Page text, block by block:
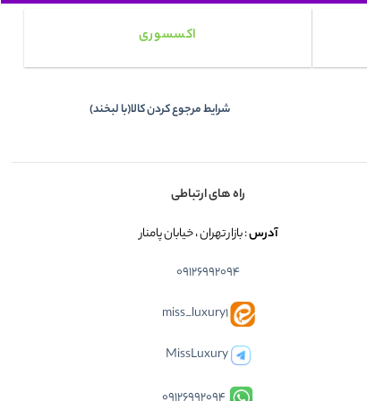
اکسسوری
شرایط مرجوع کردن کالا(با لبخند)
راه های ارتباطی
آدرس: بازار تهران ، خیابان پامنار
09126992094
miss_luxury1
MissLuxury